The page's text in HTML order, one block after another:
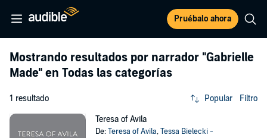
Pruébalo ahora
Mostrando resultados por narrador "Gabrielle
Made" en Todas las categorías
1 resultado Popular Filtro
Teresa of Avila
De:Teresa of Avila,Tessa Bielecki -